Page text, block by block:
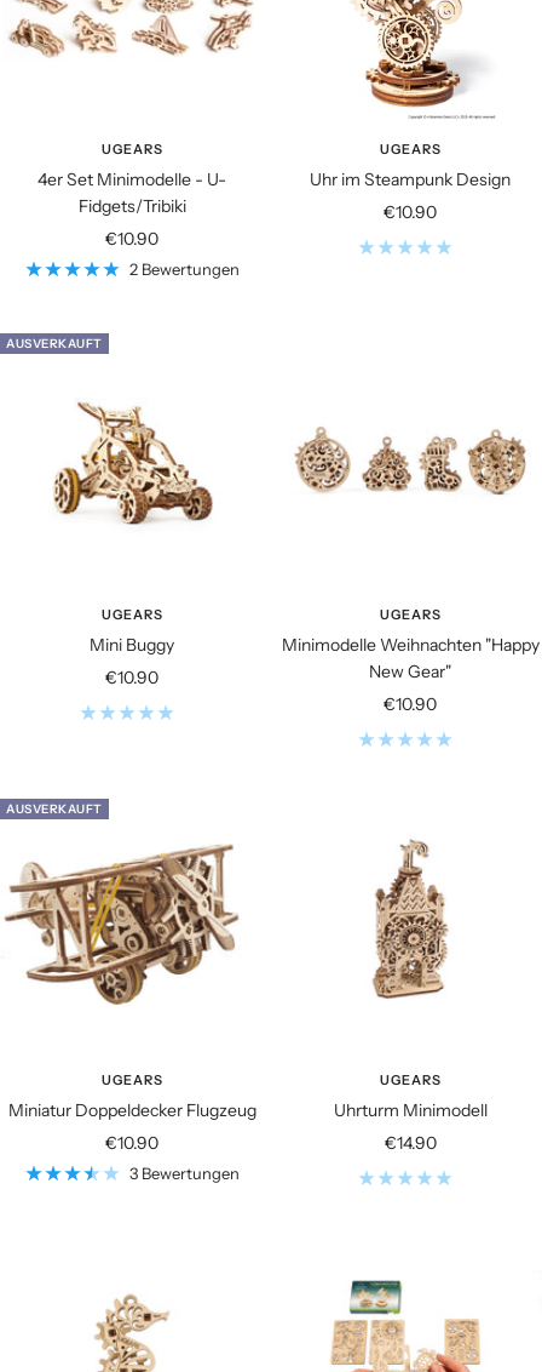
UGEARS
4er Set Minimodelle - U-
Fidgets/Tribiki
Angebotspreis
€10.90
2 Bewertungen
UGEARS
Uhr im Steampunk Design
Angebotspreis
€10.90
AUSVERKAUFT
UGEARS
Mini Buggy
Angebotspreis
€10.90
UGEARS
Minimodelle Weihnachten "Happy
New Gear"
Angebotspreis
€10.90
AUSVERKAUFT
UGEARS
Miniatur Doppeldecker Flugzeug
Angebotspreis
€10.90
3 Bewertungen
UGEARS
Uhrturm Minimodell
Angebotspreis
€14.90